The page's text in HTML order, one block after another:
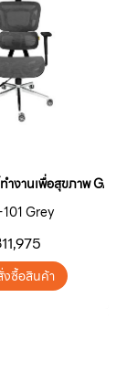
CHAIR สีข
ำงานเพื่อสุขภาพ
Grey
งซื้อสินค้า